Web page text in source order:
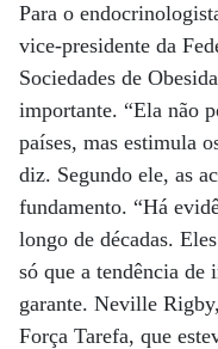
Para o
vice-presidente da
Sociedades de
importante. “Ela não
países, mas estimula
diz. Segundo ele, as
fundamento. “Há
longo de décadas.
só que a tendência
garante. Neville
Força Tarefa, que